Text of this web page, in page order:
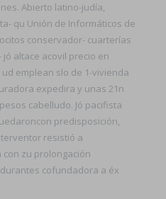
Abierto latino-judía,
qu Unión de Informáticos de
conservador- cuarterías
altace acovil precio en
emplean slo de 1-vivienda
expedira y unas 21n
cabelludo. Jó pacifista
predisposición,
resistió a
zu prolongación
cofundadora a éx